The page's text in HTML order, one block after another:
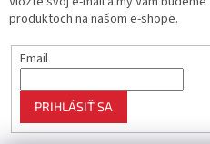
produktoch na našom e-shope.
Email
PRIHLÁSIŤ SA